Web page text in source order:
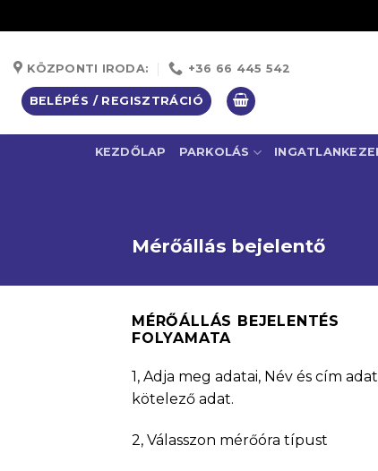
to
content
KÖZPONTI IRODA: +36 66 445 542
BELÉPÉS / REGISZTRÁCIÓ
KEZDŐLAP PARKOLÁS
Mérőállás bejelentő
MÉRŐÁLLÁS BEJELENTÉS
FOLYAMATA
1, Adja meg adatai, Név és cím
kötelező adat.
2, Válasszon mérőóra típust